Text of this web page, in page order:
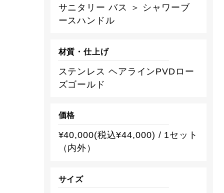
サニタリー バス ＞ シャワーブ
ースハンドル
材質・仕上げ
ステンレス ヘアラインPVDロー
ズゴールド
価格
¥40,000(税込¥44,000) / 1セット
（内外）
サイズ